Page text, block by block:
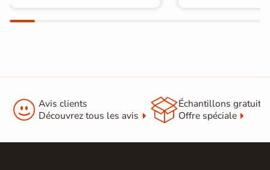
 Avis clients
Découvrez tous les avis
Échantillons gratuit
Offre spéciale